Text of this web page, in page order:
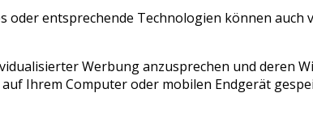
entsprechende Technologien können
Werbung anzusprechen und deren
Ihrem Computer oder mobilen Endgerät